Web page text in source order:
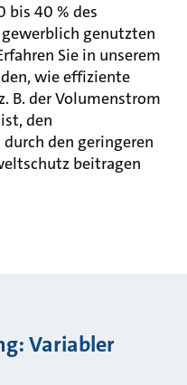
bis 40 % des
genutzten
Sie in unserem
wie effiziente
B. der Volumenstrom
den
den geringeren
beitragen
Variabler